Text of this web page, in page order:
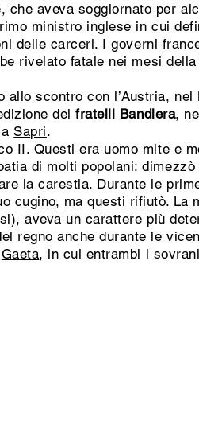
aveva soggiornato per
ministro inglese in cui
delle carceri. I governi
rivelato fatale nei mesi
allo scontro con l’Austria, nel
deifratelli Bandiera,
Sapri.
II. Questi era uomo mite e
di molti popolani:
la carestia. Durante le
cugino, ma questi rifiutò. La
aveva un carattere più
regno anche durante le
Gaeta, in cui entrambi i